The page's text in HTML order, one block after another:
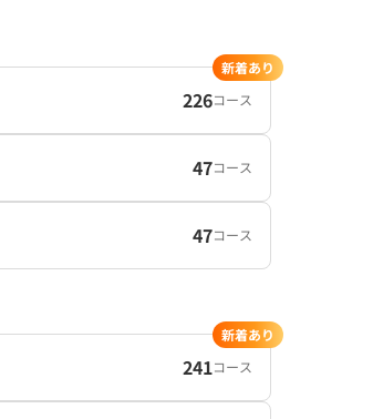
226コース
新着あり
47コース
47コース
241コース
新着あり